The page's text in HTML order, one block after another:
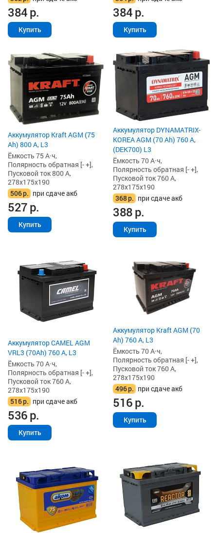
384р.
Купить
384р.
Купить
Аккумулятор Kraft AGM (75
Ah) 800 А, L3
Ёмкость 75 А·ч,
Полярность обратная [- +],
Пусковой ток 800 А,
278x175x190
506р. при сдаче акб
527р.
Купить
Аккумулятор DYNAMATRIX-
KOREA AGM (70 Ah) 760 А,
(DEK700) L3
Ёмкость 70 А·ч,
Полярность обратная [- +],
Пусковой ток 760 А,
278x175x190
368р. при сдаче акб
388р.
Купить
Аккумулятор CAMEL AGM
VRL3 (70Ah) 760 А, L3
Ёмкость 70 А·ч,
Полярность обратная [- +],
Пусковой ток 760 А,
278x175x190
516р. при сдаче акб
536р.
Купить
Аккумулятор Kraft AGM (70
Ah) 760 А, L3
Ёмкость 70 А·ч,
Полярность обратная [- +],
Пусковой ток 760 А,
278x175x190
496р. при сдаче акб
516р.
Купить